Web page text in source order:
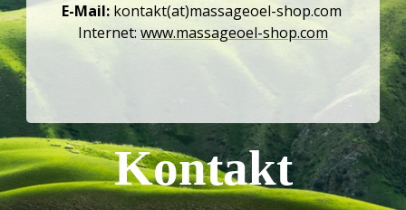
E-Mail: kontakt(at)massageoel-shop.com
Internet: www.massageoel-shop.com
Kontakt